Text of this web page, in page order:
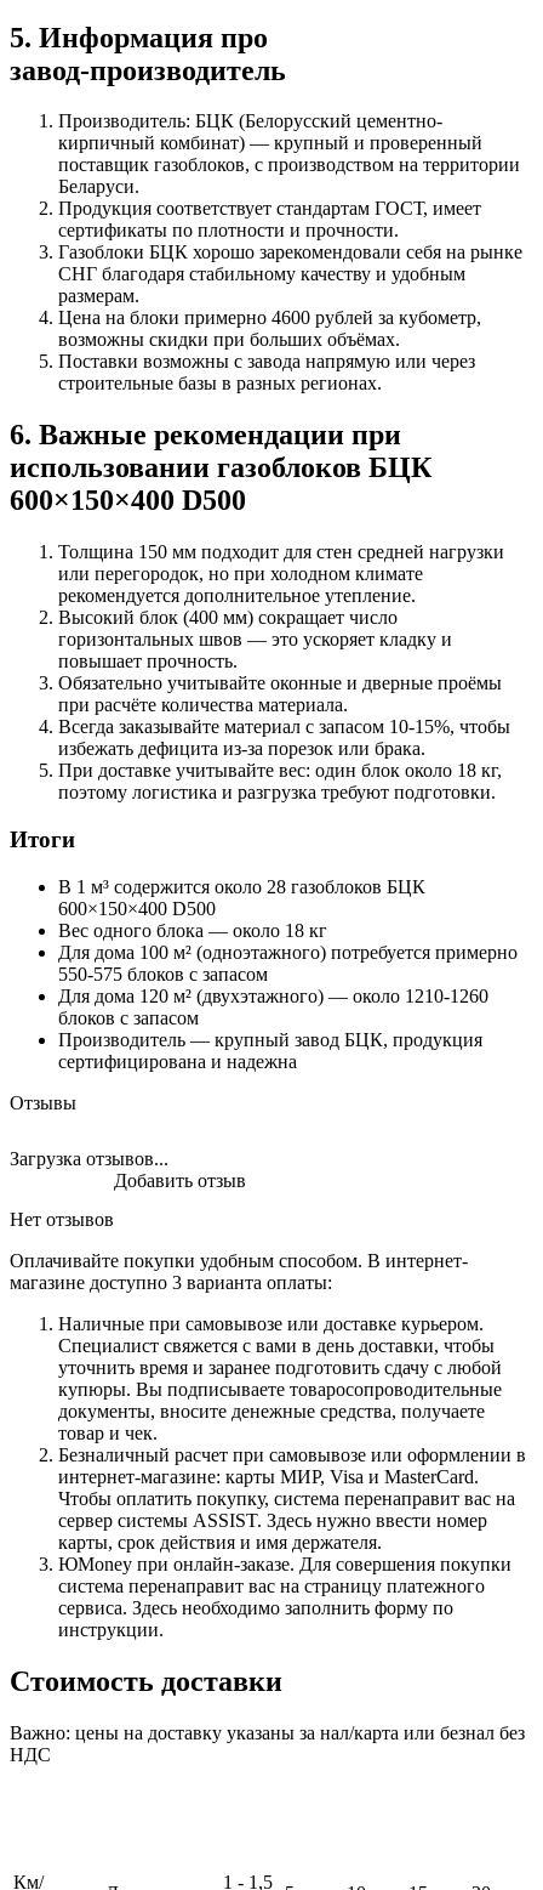
5. Информация про
завод‑производитель
Производитель: БЦК (Белорусский цементно-
кирпичный комбинат) — крупный и проверенный
поставщик газоблоков, с производством на территории
Беларуси.
Продукция соответствует стандартам ГОСТ, имеет
сертификаты по плотности и прочности.
Газоблоки БЦК хорошо зарекомендовали себя на рынке
СНГ благодаря стабильному качеству и удобным
размерам.
Цена на блоки примерно 4600 рублей за кубометр,
возможны скидки при больших объёмах.
Поставки возможны с завода напрямую или через
строительные базы в разных регионах.
6. Важные рекомендации при
использовании газоблоков БЦК
600×150×400 D500
Толщина 150 мм подходит для стен средней нагрузки
или перегородок, но при холодном климате
рекомендуется дополнительное утепление.
Высокий блок (400 мм) сокращает число
горизонтальных швов — это ускоряет кладку и
повышает прочность.
Обязательно учитывайте оконные и дверные проёмы
при расчёте количества материала.
Всегда заказывайте материал с запасом 10-15%, чтобы
избежать дефицита из-за порезок или брака.
При доставке учитывайте вес: один блок около 18 кг,
поэтому логистика и разгрузка требуют подготовки.
Итоги
В 1 м³ содержится около 28 газоблоков БЦК
600×150×400 D500
Вес одного блока — около 18 кг
Для дома 100 м² (одноэтажного) потребуется примерно
550-575 блоков с запасом
Для дома 120 м² (двухэтажного) — около 1210-1260
блоков с запасом
Производитель — крупный завод БЦК, продукция
сертифицирована и надежна
Отзывы
Загрузка отзывов...
Нет отзывов
Добавить отзыв
Оплачивайте покупки удобным способом. В интернет-
магазине доступно 3 варианта оплаты:
Наличные при самовывозе или доставке курьером.
Специалист свяжется с вами в день доставки, чтобы
уточнить время и заранее подготовить сдачу с любой
купюры. Вы подписываете товаросопроводительные
документы, вносите денежные средства, получаете
товар и чек.
Безналичный расчет при самовывозе или оформлении в
интернет-магазине: карты МИР, Visa и MasterCard.
Чтобы оплатить покупку, система перенаправит вас на
сервер системы ASSIST. Здесь нужно ввести номер
карты, срок действия и имя держателя.
ЮMoney при онлайн-заказе. Для совершения покупки
система перенаправит вас на страницу платежного
сервиса. Здесь необходимо заполнить форму по
инструкции.
Стоимость доставки
Важно: цены на доставку указаны за нал/карта или безнал без
НДС
Км/ 1 - 1,5